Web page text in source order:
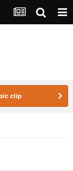
clip